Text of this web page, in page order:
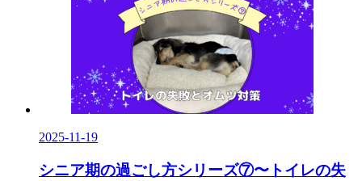
2025-11-19
シニア期の過ごし方シリーズ⑦〜トイレの失